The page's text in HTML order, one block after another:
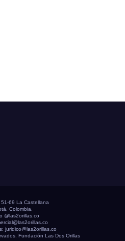
69 La Castellana
Colombia.
@las2orillas.co
juridico@las2orillas.co
Fundación Las Dos Orillas